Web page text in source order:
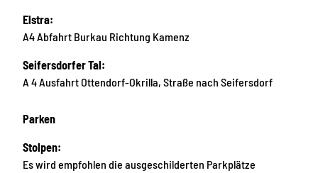
Elstra:
A4 Abfahrt Burkau Richtung Kamenz
Seifersdorfer Tal:
A 4 Ausfahrt Ottendorf-Okrilla, Straße nach Seifersdorf
Parken
Stolpen:
Es wird empfohlen die ausgeschilderten Parkplätze